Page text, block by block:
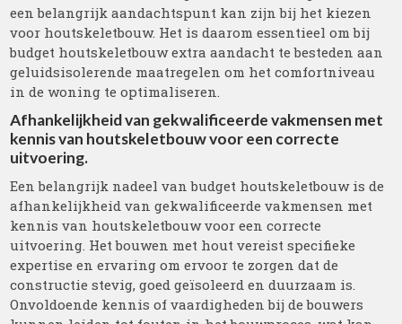
een belangrijk aandachtspunt kan zijn bij het kiezen
voor houtskeletbouw. Het is daarom essentieel om bij
budget houtskeletbouw extra aandacht te besteden aan
geluidsisolerende maatregelen om het comfortniveau
in de woning te optimaliseren.
Afhankelijkheid van gekwalificeerde vakmensen met
kennis van houtskeletbouw voor een correcte
uitvoering.
Een belangrijk nadeel van budget houtskeletbouw is de
afhankelijkheid van gekwalificeerde vakmensen met
kennis van houtskeletbouw voor een correcte
uitvoering. Het bouwen met hout vereist specifieke
expertise en ervaring om ervoor te zorgen dat de
constructie stevig, goed geïsoleerd en duurzaam is.
Onvoldoende kennis of vaardigheden bij de bouwers